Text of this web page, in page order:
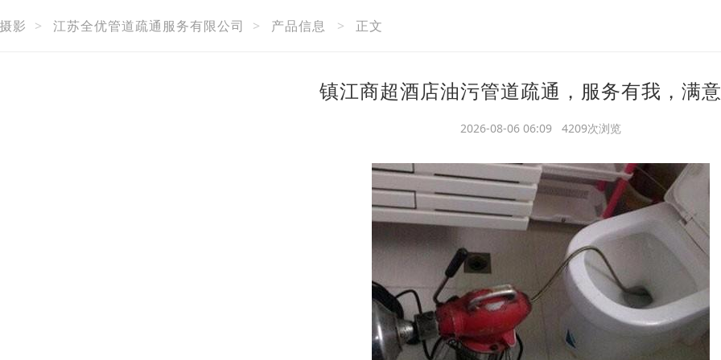
影 > 江苏全优管道疏通服务有限公司 > 产品信息 > 正文
镇江商超酒店油污管道疏通，服务有我，满
2026-08-06 06:09 4209次浏览